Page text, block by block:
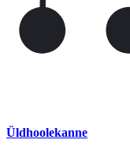
Üldhoolekanne